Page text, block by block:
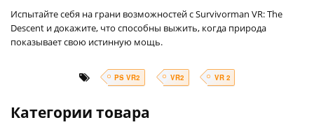
Испытайте себя на грани возможностей с Survivorman VR: The
Descent и докажите, что способны выжить, когда природа
показывает свою истинную мощь.
PS VR2 VR2 VR 2
Категории товара